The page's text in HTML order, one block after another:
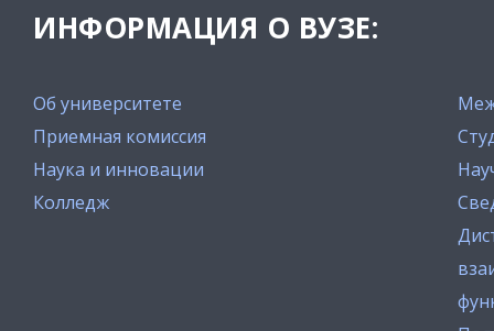
ИНФОРМАЦИЯ О ВУЗЕ:
Об университете
Приемная комиссия
Наука и инновации
Колледж